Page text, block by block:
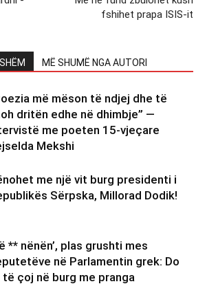
fshihet prapa ISIS-it
MË SHUMË NGA AUTORI
më mëson të ndjej dhe të
dritën edhe në dhimbje” —
me poeten 15-vjeçare
Mekshi
me një vit burg presidenti i
Sërpska, Millorad Dodik!
** nënën’, plas grushti mes
në Parlamentin grek: Do
çoj në burg me pranga